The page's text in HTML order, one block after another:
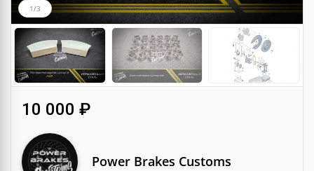
1/3
10 000 ₽
Power Brakes Customs